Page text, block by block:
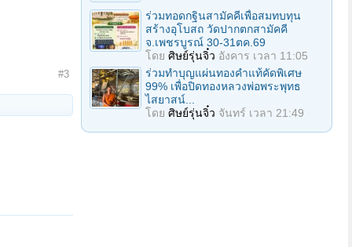
#3
ร่วมทอดกฐินสามัคคีเพื่อสมทบทุน
สร้างอุโบสถ วัดปากตกสามัคคี
จ.เพชรบูรณ์ 30-31ตค.69
โดย ศิษย์รุ่นจิ๋ว อังคาร เวลา 11:05
ร่วมทําบุญแผ่นทองคำแท้คัดพิเศษ
99% เพื่อปิดทองหลวงพ่อพระพุทธ
ไสยาสน์...
โดย ศิษย์รุ่นจิ๋ว จันทร์ เวลา 21:49